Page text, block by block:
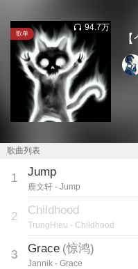
歌单
94.7万
歌曲列表
1 Jump
鹿文轩 - Jump
2 Childhood
TrungHieu - Childhood
3 Grace (惊鸿)
Jannik - Grace